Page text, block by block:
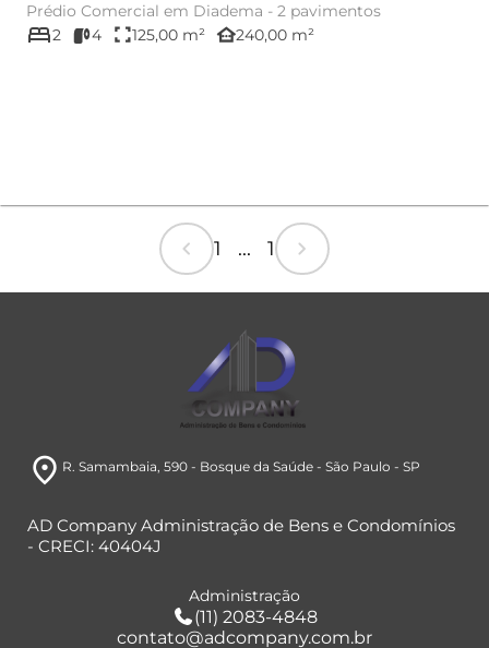
Prédio Comercial em Diadema - 2 pavimentos
bed2 4 fullscreen125,00 m² other_houses240,00 m²
chevron_left 1 ... 1 chevron_right
room R. Samambaia, 590- Bosque da Saúde- São Paulo - SP
AD Company Administração de Bens e Condomínios
- CRECI: 40404J
Administração
(11) 2083-4848
contato@adcompany.com.br